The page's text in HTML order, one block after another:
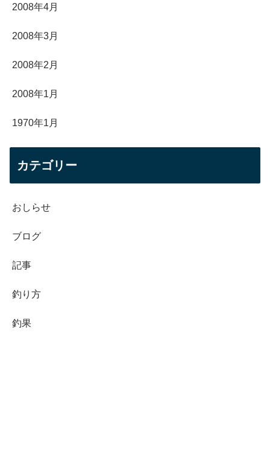
2008年4月
2008年3月
2008年2月
2008年1月
1970年1月
カテゴリー
おしらせ
ブログ
記事
釣り方
釣果